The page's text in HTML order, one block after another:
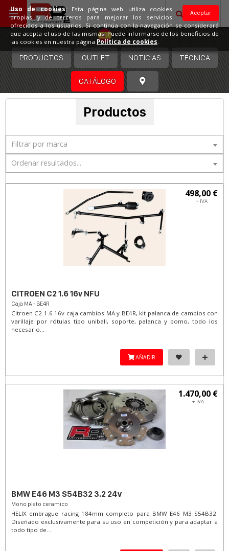
España
PRODUCTOS OUTLET NOTICIAS TÉCNICA
CATÁLOGO
Productos
Filtrar por marca
Ordenar resultados...
498,00 €
+ IVA
CITROEN C2 1.6 16v NFU
Caja MA - BE4R
Citroen C2 1.6 16v caja cambios MA y BE4R, kit palanca de cambios con
varillaje por rótulas tipo uniball, soporte, palanca y pomo, todo los
necesario...
AÑADIR
1.470,00 €
+ IVA
BMW E46 M3 S54B32 3.2 24v
Mono plato ceramico
HELIX embrague racing 184mm completo para BMW E46 M3 S54B32.
Diseñado exclusivamente para su uso en competición y para adaptar a
todo tipo de...
Aceptar
Uso de cookies:Esta página web utiliza cookies
propias y de terceros para mejorar los servicios
ofrecidos a los usuarios. Si continúa con la navegación se considerará
que acepta el uso de las mismas. Puede informarse de los beneficios de
las cookies en nuestra página Política de cookies.